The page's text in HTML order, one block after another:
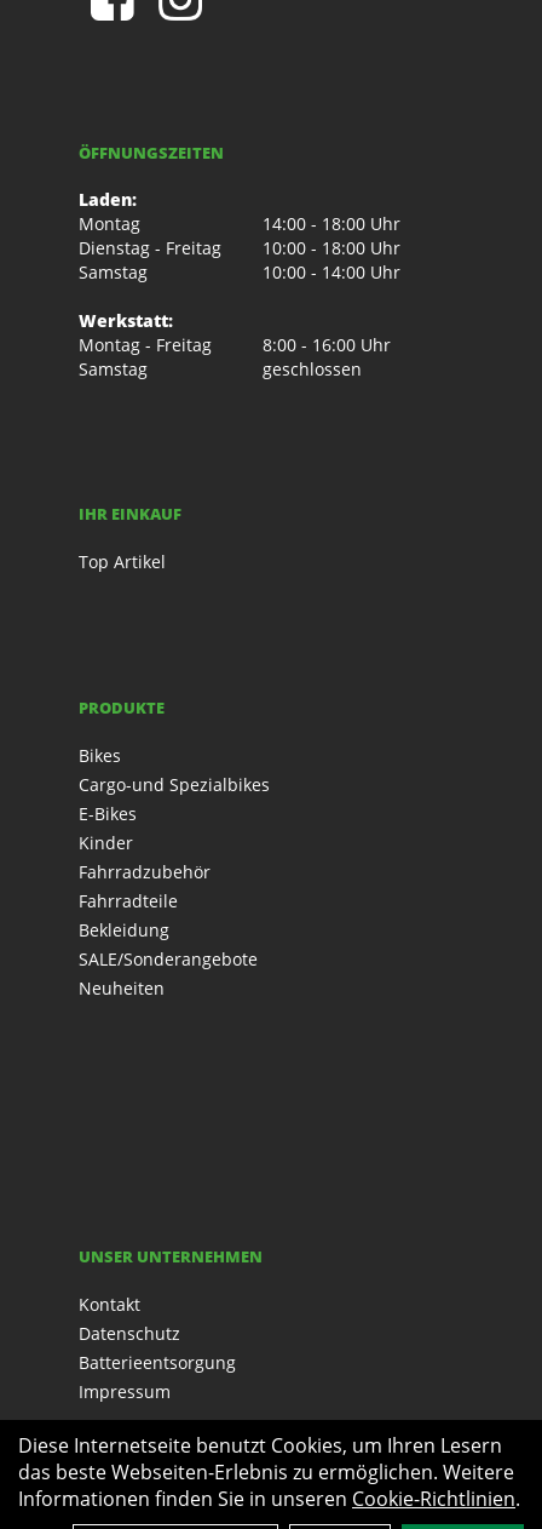
ÖFFNUNGSZEITEN
Laden:
Montag
14:00 - 18:00 Uhr
Dienstag - Freitag
10:00 - 18:00 Uhr
Samstag
10:00 - 14:00 Uhr
Werkstatt:
Montag - Freitag
8:00 - 16:00 Uhr
Samstag
geschlossen
IHR EINKAUF
Top Artikel
PRODUKTE
Bikes
Cargo-und Spezialbikes
E-Bikes
Kinder
Fahrradzubehör
Fahrradteile
Bekleidung
SALE/Sonderangebote
Neuheiten
UNSER UNTERNEHMEN
Kontakt
Datenschutz
Batterieentsorgung
Impressum
Diese Internetseite benutzt Cookies, um Ihren Lesern
das beste Webseiten-Erlebnis zu ermöglichen. Weitere
Informationen finden Sie in unseren Cookie-Richtlinien.